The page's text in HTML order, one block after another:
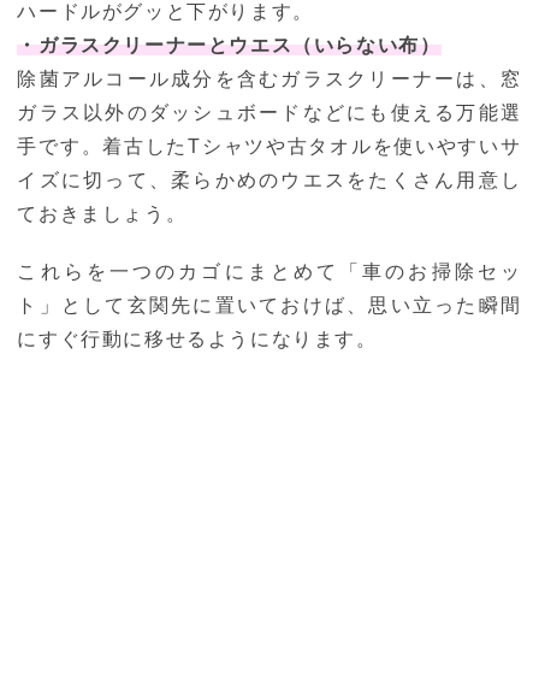
ハードルがグッと下がります。
・ガラスクリーナーとウエス（いらない布）
除菌アルコール成分を含むガラスクリーナーは、窓
ガラス以外のダッシュボードなどにも使える万能選
手です。着古したTシャツや古タオルを使いやすいサ
イズに切って、柔らかめのウエスをたくさん用意し
ておきましょう。
これらを一つのカゴにまとめて「車のお掃除セッ
ト」として玄関先に置いておけば、思い立った瞬間
にすぐ行動に移せるようになります。